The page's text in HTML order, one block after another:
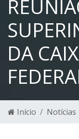
DA
Início Notícias